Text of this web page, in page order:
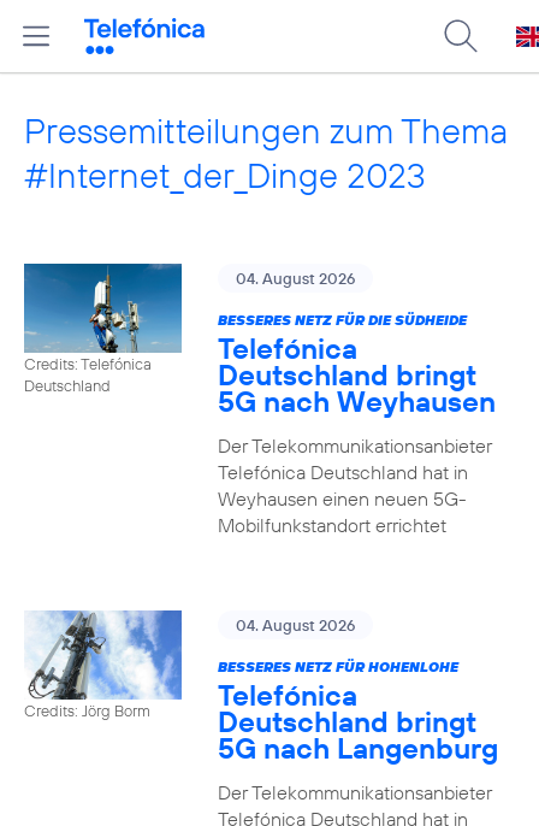
Pressemitteilungen zum Thema
#Internet_der_Dinge 2023
Credits: Telefónica
Deutschland
04. August 2026
BESSERES NETZ FÜR DIE SÜDHEIDE
Telefónica
Deutschland bringt
5G nach Weyhausen
Der Telekommunikationsanbieter
Telefónica Deutschland hat in
Weyhausen einen neuen 5G-
Mobilfunkstandort errichtet
Credits: Jörg Borm
04. August 2026
BESSERES NETZ FÜR HOHENLOHE
Telefónica
Deutschland bringt
5G nach Langenburg
Der Telekommunikationsanbieter
Telefónica Deutschland hat in